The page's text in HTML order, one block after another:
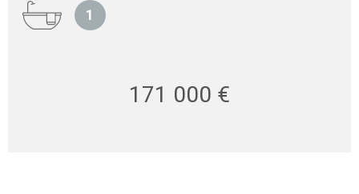
1
171 000 €